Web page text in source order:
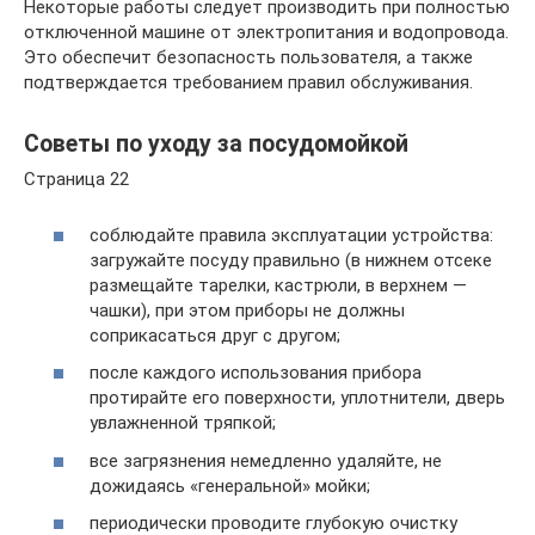
Некоторые работы следует производить при полностью
отключенной машине от электропитания и водопровода.
Это обеспечит безопасность пользователя, а также
подтверждается требованием правил обслуживания.
Советы по уходу за посудомойкой
Страница 22
соблюдайте правила эксплуатации устройства:
загружайте посуду правильно (в нижнем отсеке
размещайте тарелки, кастрюли, в верхнем —
чашки), при этом приборы не должны
соприкасаться друг с другом;
после каждого использования прибора
протирайте его поверхности, уплотнители, дверь
увлажненной тряпкой;
все загрязнения немедленно удаляйте, не
дожидаясь «генеральной» мойки;
периодически проводите глубокую очистку